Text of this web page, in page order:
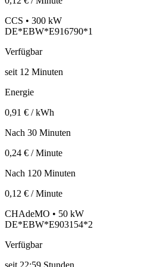
CCS • 300 kW
DE*EBW*E916790*1
Verfügbar
seit 12 Minuten
Energie
0,91 € / kWh
Nach 30 Minuten
0,24 € / Minute
Nach 120 Minuten
0,12 € / Minute
CHAdeMO • 50 kW
DE*EBW*E903154*2
Verfügbar
seit 22:59 Stunden